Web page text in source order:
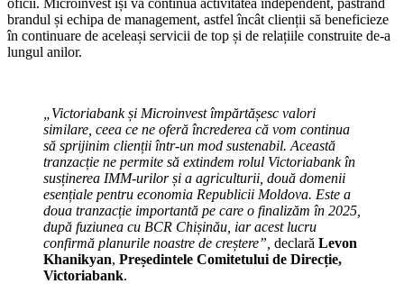
brandul și echipa de management, astfel încât clienții să beneficieze
în continuare de aceleași servicii de top și de relațiile construite de-a
lungul anilor.
Victoriabank și Microinvest împărtășesc valori
similare, ceea ce ne oferă încrederea că vom continua
să sprijinim clienții într-un mod sustenabil. Această
tranzacție ne permite să extindem rolul Victoriabank în
susținerea IMM-urilor și a agriculturii, două domenii
esențiale pentru economia Republicii Moldova. Este a
doua tranzacție importantă pe care o finalizăm în 2025,
după fuziunea cu BCR Chișinău, iar acest lucru
confirmă planurile noastre de creștere”, declară Levon
Khanikyan, Președintele Comitetului de Direcție,
Victoriabank.